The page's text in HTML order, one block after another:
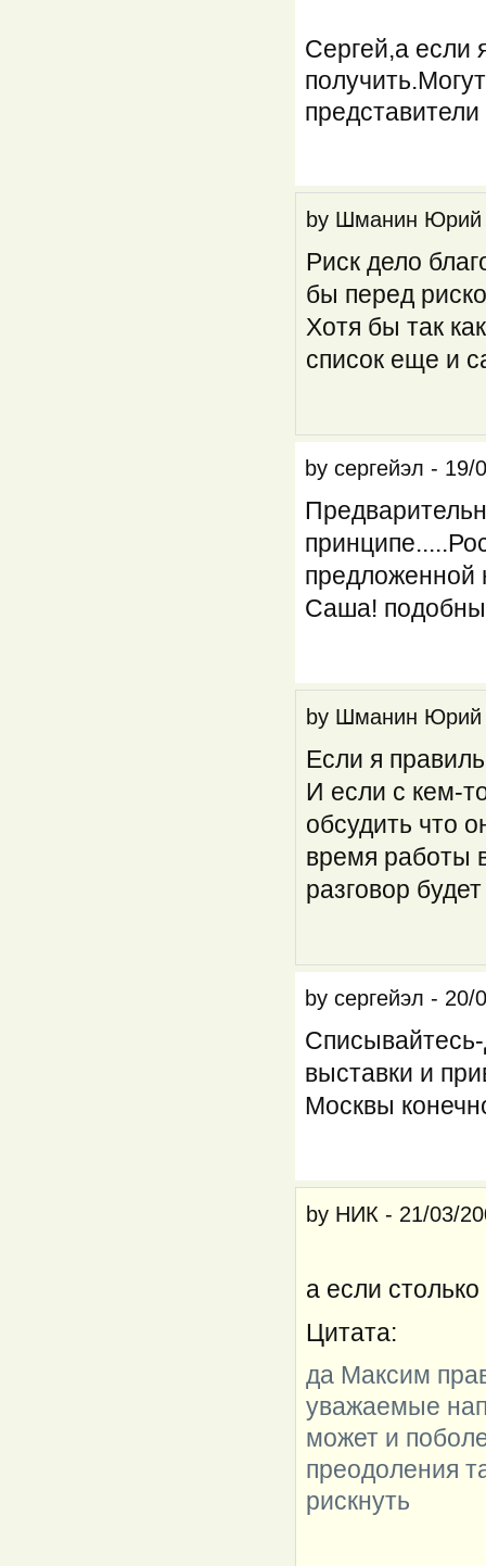
Сергей,а если
by Шманин Юрий
Риск дело
бы перед
Хотя бы так
список еще и
byсергейэл - 19/
предложенной
Саша!
by Шманин Юрий
Если я
И если с кем-
обсудить что
время работы
разговор
byсергейэл - 20/
Списывайтесь-
выставки и
Москвы
by НИК - 21/03/
а если
Цитата:
да Максим
уважаемые
может и
преодоления
рискнуть